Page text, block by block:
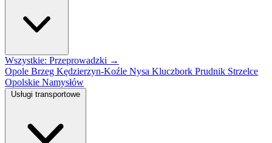
Wszystkie: Przeprowadzki →
Opole Brzeg Kędzierzyn-Koźle Nysa Kluczbork Prudnik Strzelce
Opolskie Namysłów
Usługi transportowe